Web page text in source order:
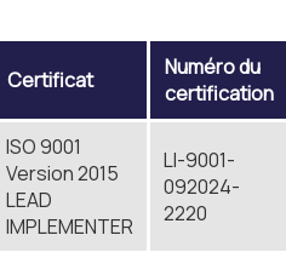
Certificat
Numéro du
certification
ISO 9001
Version 2015
LEAD
IMPLEMENTER
LI-9001-
092024-
2220